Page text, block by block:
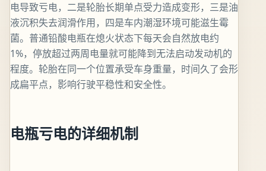
电导致亏电，二是轮胎长期单点受力造成变形，三是油
液沉积失去润滑作用，四是车内潮湿环境可能滋生霉
菌。普通铅酸电瓶在熄火状态下每天会自然放电约
1%，停放超过两周电量就可能降到无法启动发动机的
程度。轮胎在同一个位置承受车身重量，时间久了会形
成扁平点，影响行驶平稳性和安全性。
电瓶亏电的详细机制